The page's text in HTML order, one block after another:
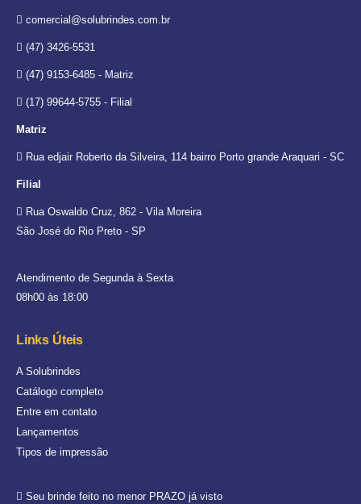
comercial@solubrindes.com.br
(47) 3426-5531
(47) 9153-6485 - Matriz
(17) 99644-5755 - Filial
Matriz
Rua edjair Roberto da Silveira, 114 bairro Porto grande Araquari - SC
Filial
Rua Oswaldo Cruz, 862 - Vila Moreira
São José do Rio Preto - SP
Atendimento de Segunda à Sexta
08h00 às 18:00
Links Úteis
A Solubrindes
Catálogo completo
Entre em contato
Lançamentos
Tipos de impressão
Seu brinde feito no menor PRAZO já visto